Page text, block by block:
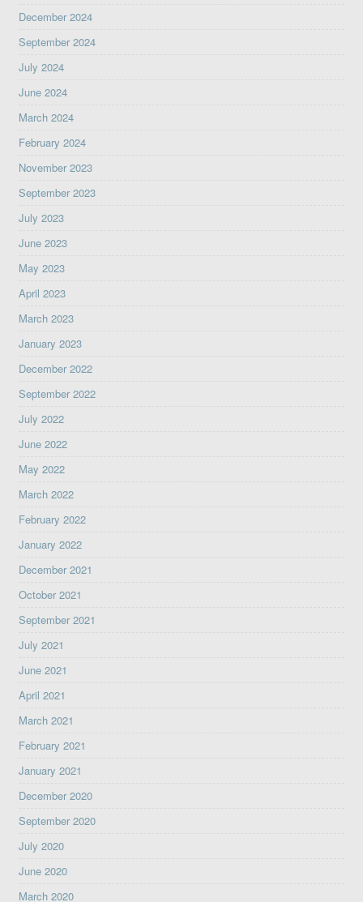
December 2024
September 2024
July 2024
June 2024
March 2024
February 2024
November 2023
September 2023
July 2023
June 2023
May 2023
April 2023
March 2023
January 2023
December 2022
September 2022
July 2022
June 2022
May 2022
March 2022
February 2022
January 2022
December 2021
October 2021
September 2021
July 2021
June 2021
April 2021
March 2021
February 2021
January 2021
December 2020
September 2020
July 2020
June 2020
March 2020